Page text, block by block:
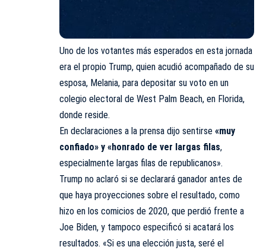
Uno de los votantes más esperados en esta jornada
era el propio Trump, quien acudió acompañado de su
esposa, Melania, para depositar su voto en un
colegio electoral de West Palm Beach, en Florida,
donde reside.
En declaraciones a la prensa dijo sentirse «muy
confiado» y «honrado de ver largas filas,
especialmente largas filas de republicanos».
Trump no aclaró si se declarará ganador antes de
que haya proyecciones sobre el resultado, como
hizo en los comicios de 2020, que perdió frente a
Joe Biden, y tampoco especificó si acatará los
resultados. «Si es una elección justa, seré el